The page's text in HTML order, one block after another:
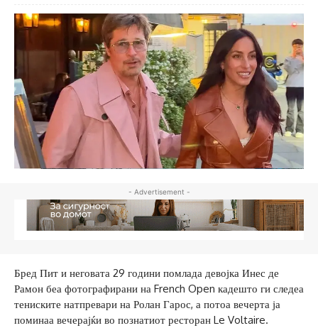
- Advertisement -
Бред Пит и неговата 29 години помлада девојка Инес де
Рамон беа фотографирани на French Open кадешто ги следеа
тениските натпревари на Ролан Гарос, а потоа вечерта ја
поминаа вечерајќи во познатиот ресторан Le Voltaire.